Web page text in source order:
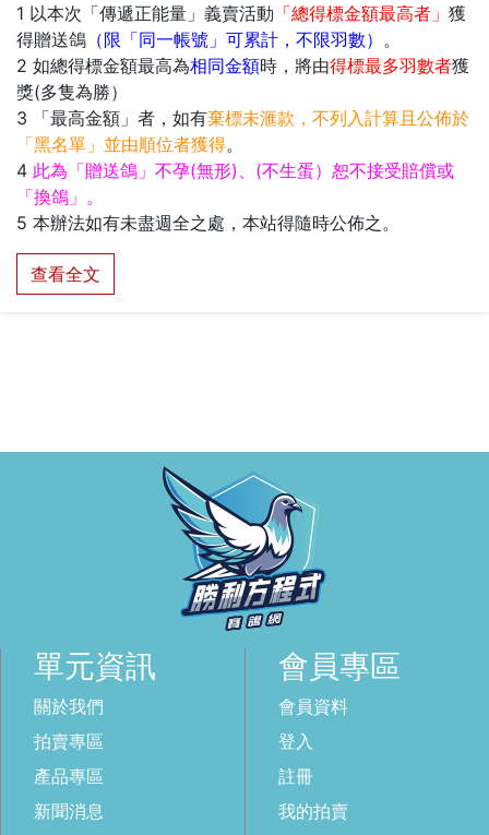
1 以本次「傳遞正能量」義賣活動 「總得標金額最高者」 獲
得贈送鴿 （限「同一帳號」可累計，不限羽數） 。
2 如總得標金額最高為相同金額時，將由得標最多羽數者獲
獎(多隻為勝）
3 「最高金額」者，如有棄標未滙款，不列入計算且公佈於
「黑名單」並由順位者獲得。
4 此為「贈送鴿」不孕(無形)、(不生蛋）恕不接受賠償或
「換鴿」。
5 本辦法如有未盡週全之處，本站得隨時公佈之。
查看全文
單元資訊
關於我們
拍賣專區
產品專區
新聞消息
會員專區
會員資料
登入
註冊
我的拍賣